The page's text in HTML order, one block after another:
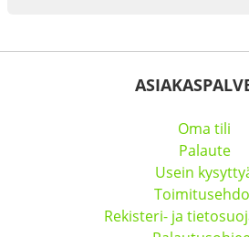
Oma tili
Palaute
Usein
Rekisteri- ja